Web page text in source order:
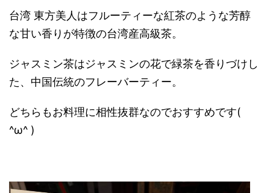
台湾 東方美人はフルーティーな紅茶のような芳醇
な甘い香りが特徴の台湾産高級茶。
ジャスミン茶はジャスミンの花で緑茶を香りづけし
た、中国伝統のフレーバーティー。
どちらもお料理に相性抜群なのでおすすめです(
^ω^ )